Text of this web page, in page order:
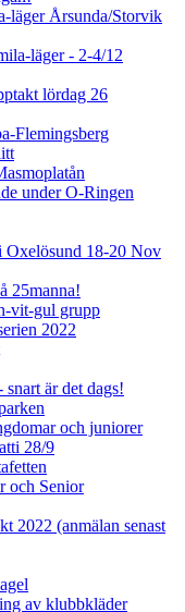
läger Årsunda/Storvik
läger - 2-4/12
lördag 26
Flemingsberg
under O-Ringen
18-20 Nov
25manna!
vit-gul grupp
2022
snart är det dags!
och juniorer
28/9
och Senior
2022 (anmälan senast
av klubbkläder